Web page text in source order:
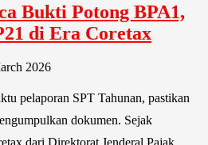
Bukti Potong BPA1,
di Era Coretax
2026
pelaporan SPT Tahunan, pastikan
dokumen. Sejak
dari Direktorat Jenderal Pajak